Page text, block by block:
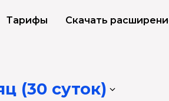
Тарифы Скачать
(30 суток)